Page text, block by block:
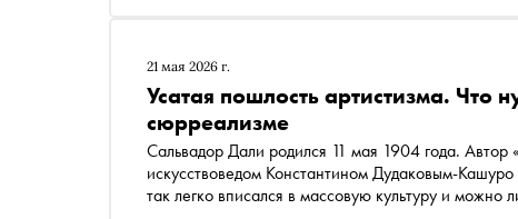
21 мая 2026 г.
Усатая пошлость артистизма. Что
сюрреализме
Сальвадор Дали родился 11 мая 1904 года.
искусствоведом Константином Дудаковым-
так легко вписался в массовую культуру и